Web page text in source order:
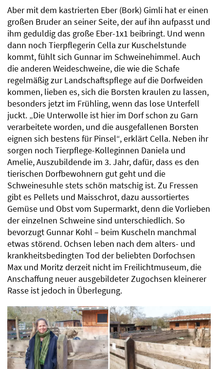
Aber mit dem kastrierten Eber (Bork) Gimli hat er einen
großen Bruder an seiner Seite, der auf ihn aufpasst und
ihm geduldig das große Eber-1x1 beibringt. Und wenn
dann noch Tierpflegerin Cella zur Kuschelstunde
kommt, fühlt sich Gunnar im Schweinehimmel. Auch
die anderen Weideschweine, die wie die Schafe
regelmäßig zur Landschaftspflege auf die Dorfweiden
kommen, lieben es, sich die Borsten kraulen zu lassen,
besonders jetzt im Frühling, wenn das lose Unterfell
juckt. „Die Unterwolle ist hier im Dorf schon zu Garn
verarbeitete worden, und die ausgefallenen Borsten
eignen sich bestens für Pinsel“, erklärt Cella. Neben ihr
sorgen noch Tierpflege-Kolleginnen Daniela und
Amelie, Auszubildende im 3. Jahr, dafür, dass es den
tierischen Dorfbewohnern gut geht und die
Schweinesuhle stets schön matschig ist. Zu Fressen
gibt es Pellets und Maisschrot, dazu aussortiertes
Gemüse und Obst vom Supermarkt, denn die Vorlieben
der einzelnen Schweine sind unterschiedlich. So
bevorzugt Gunnar Kohl – beim Kuscheln manchmal
etwas störend. Ochsen leben nach dem alters- und
krankheitsbedingten Tod der beliebten Dorfochsen
Max und Moritz derzeit nicht im Freilichtmuseum, die
Anschaffung neuer ausgebildeter Zugochsen kleinerer
Rasse ist jedoch in Überlegung.